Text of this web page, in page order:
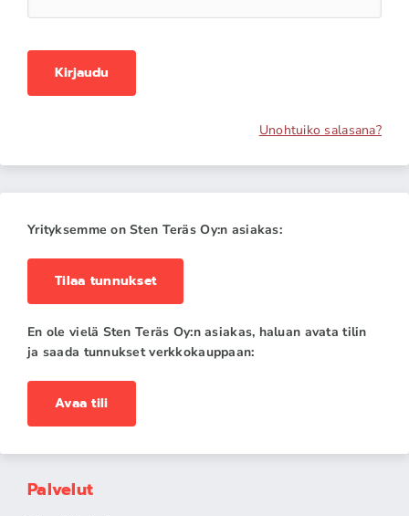
Kirjaudu
Unohtuiko salasana?
Yrityksemme on Sten Teräs Oy:n asiakas:
Tilaa tunnukset
En ole vielä Sten Teräs Oy:n asiakas, haluan avata tilin
ja saada tunnukset verkkokauppaan:
Avaa tili
Palvelut